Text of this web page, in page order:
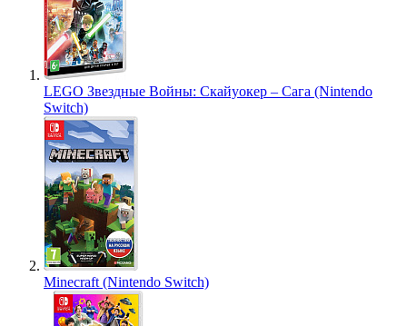
LEGO Звездные Войны: Скайуокер – Сага (Nintendo
Switch)
Minecraft (Nintendo Switch)